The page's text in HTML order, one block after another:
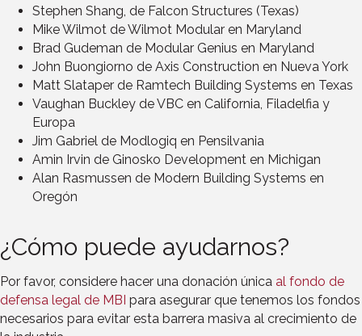
Stephen Shang, de Falcon Structures (Texas)
Mike Wilmot de Wilmot Modular en Maryland
Brad Gudeman de Modular Genius en Maryland
John Buongiorno de Axis Construction en Nueva York
Matt Slataper de Ramtech Building Systems en Texas
Vaughan Buckley de VBC en California, Filadelfia y
Europa
Jim Gabriel de Modlogiq en Pensilvania
Amin Irvin de Ginosko Development en Michigan
Alan Rasmussen de Modern Building Systems en
Oregón
¿Cómo puede ayudarnos?
Por favor, considere hacer una donación única al fondo de
defensa legal de MBI para asegurar que tenemos los fondos
necesarios para evitar esta barrera masiva al crecimiento de